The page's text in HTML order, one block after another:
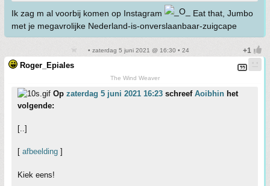
Ik zag m al voorbij komen op Instagram
Eat that, Jumbo
met je megavrolijke Nederland-is-onverslaanbaar-zuigcape
• zaterdag 5 juni 2021 @ 16:30 • 24
Roger_Epiales
The Wind Weaver
Op zaterdag 5 juni 2021 16:23 schreef Aoibhin het
volgende:
[..]
[ afbeelding ]
Kiek eens!